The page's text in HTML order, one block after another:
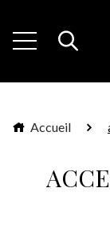
Accueil